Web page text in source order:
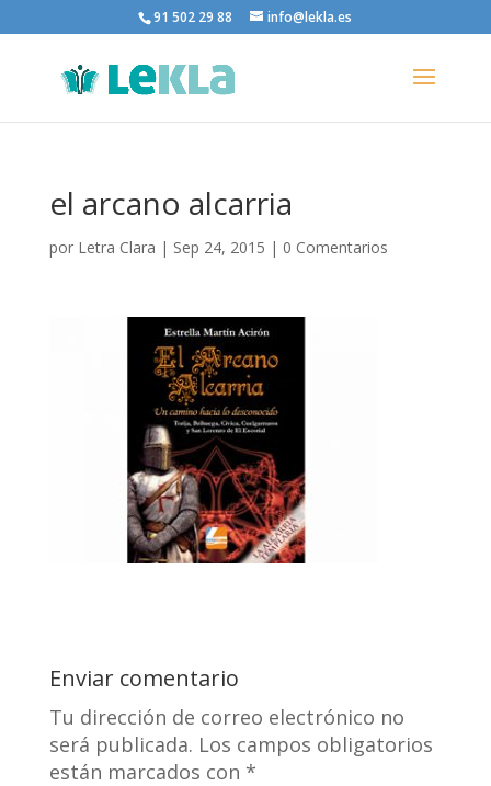
91 502 29 88 info@lekla.es
el arcano alcarria
por Letra Clara | Sep 24, 2015 | 0 Comentarios
Enviar comentario
Tu dirección de correo electrónico no
será publicada. Los campos obligatorios
están marcados con *